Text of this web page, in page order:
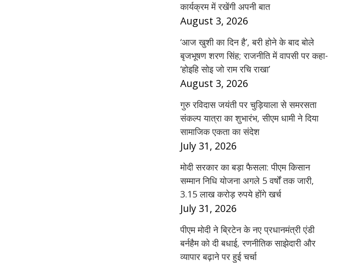
कार्यक्रम में रखेंगी अपनी बात
August 3, 2026
‘आज खुशी का दिन है’, बरी होने के बाद बोले
बृजभूषण शरण सिंह; राजनीति में वापसी पर कहा-
‘होइहि सोइ जो राम रचि राखा’
August 3, 2026
गुरु रविदास जयंती पर चुड़ियाला से समरसता
संकल्प यात्रा का शुभारंभ, सीएम धामी ने दिया
सामाजिक एकता का संदेश
July 31, 2026
मोदी सरकार का बड़ा फैसला: पीएम किसान
सम्मान निधि योजना अगले 5 वर्षों तक जारी,
3.15 लाख करोड़ रुपये होंगे खर्च
July 31, 2026
पीएम मोदी ने ब्रिटेन के नए प्रधानमंत्री एंडी
बर्नहैम को दी बधाई, रणनीतिक साझेदारी और
व्यापार बढ़ाने पर हुई चर्चा